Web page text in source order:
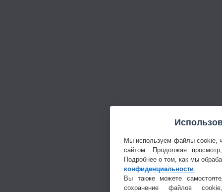
Мы используем файлы cookie,
сайтом. Продолжая
Подробнее о том, как мы
конфиденциальности
Вы также можете
сохранение файлов